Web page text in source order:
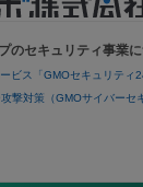
のセキュリティ事業
ビス「GMOセキュリティ
撃対策（GMOサイバーセ